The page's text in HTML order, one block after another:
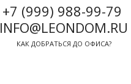
+7 (999) 988-99-79
INFO@LEONDOM.RU
КАК ДОБРАТЬСЯ ДО ОФИСА?